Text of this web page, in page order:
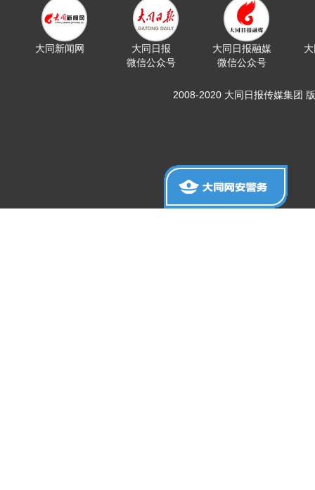
大同新闻网
大同日报
微信公众号
大同日报融媒
微信公众号
2008-2020 大同日报传媒集团